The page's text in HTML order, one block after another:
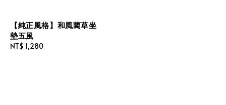
【純正風格】和風藺草坐
墊五風
Regular
NT$ 1,280